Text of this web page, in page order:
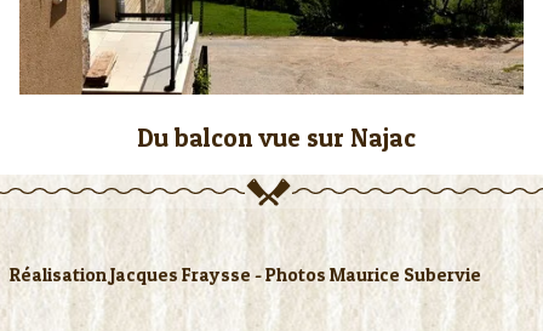
Du balcon vue sur Najac
Réalisation Jacques Fraysse - Photos Maurice Subervie